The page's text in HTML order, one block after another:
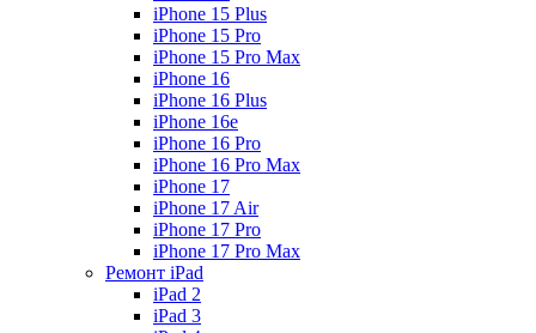
iPhone 15 Plus
iPhone 15 Pro
iPhone 15 Pro Max
iPhone 16
iPhone 16 Plus
iPhone 16e
iPhone 16 Pro
iPhone 16 Pro Max
iPhone 17
iPhone 17 Air
iPhone 17 Pro
iPhone 17 Pro Max
Ремонт iPad
iPad 2
iPad 3